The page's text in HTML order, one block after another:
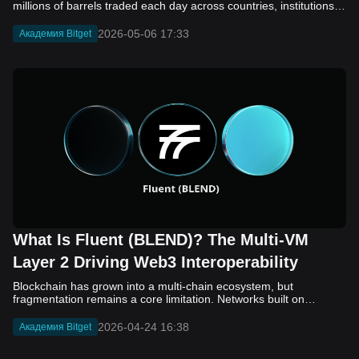
Академия Bitget 2026-05-06 17:33
What Is Fluent (BLEND)? The Multi-VM
Layer 2 Driving Web3 Interoperability
Blockchain has grown into a multi-chain ecosystem, but
fragmentation remains a core limitation. Networks built on
struggle to communicate efficiently. While bridges and cross-
chain solutions have improved connectivity, they often introduce
Академия Bitget 2026-04-24 16:38